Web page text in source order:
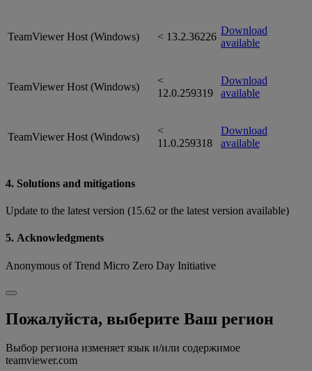
TeamViewer Host (Windows) < 13.2.36226
Download
available
TeamViewer Host (Windows)
<
12.0.259319
Download
available
TeamViewer Host (Windows)
<
11.0.259318
Download
available
4. Solutions and mitigations
Update to the latest version (15.62 or the latest version available)
5. Acknowledgments
Anonymous of Trend Micro Zero Day Initiative
Пожалуйста, выберите Ваш регион
Выбор региона изменяет язык и/или содержимое
teamviewer.com